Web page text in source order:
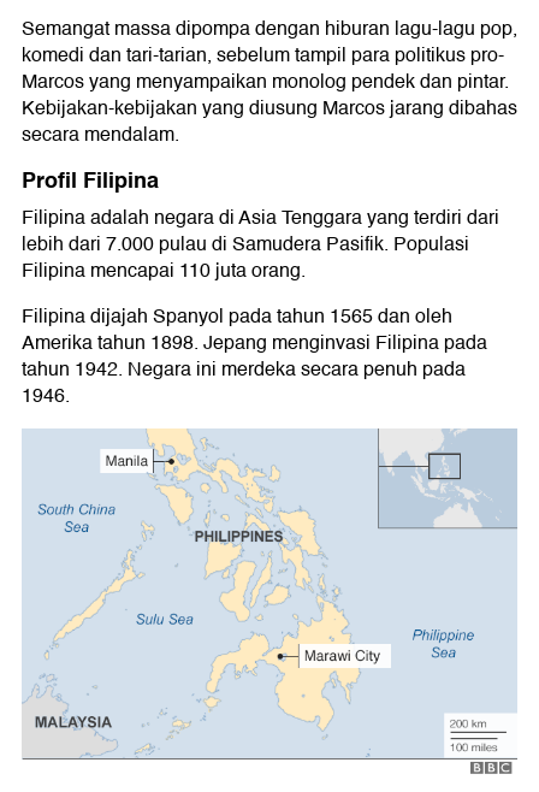
Semangat massa dipompa dengan hiburan lagu-lagu pop,
komedi dan tari-tarian, sebelum tampil para politikus pro-
Marcos yang menyampaikan monolog pendek dan pintar.
Kebijakan-kebijakan yang diusung Marcos jarang dibahas
secara mendalam.
Profil Filipina
Filipina adalah negara di Asia Tenggara yang terdiri dari
lebih dari 7.000 pulau di Samudera Pasifik. Populasi
Filipina mencapai 110 juta orang.
Filipina dijajah Spanyol pada tahun 1565 dan oleh
Amerika tahun 1898. Jepang menginvasi Filipina pada
tahun 1942. Negara ini merdeka secara penuh pada
1946.